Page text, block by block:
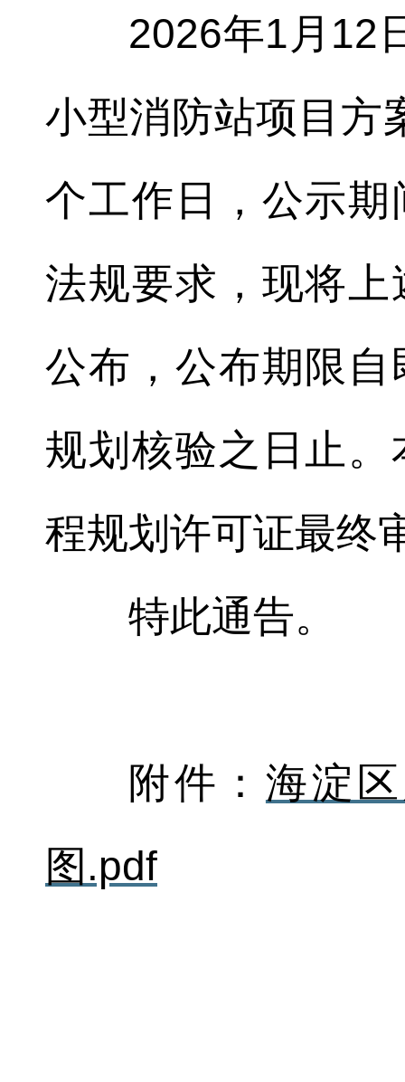
2026年1月12
小型消防站项目方
个工作日，公示
法规要求，现将
公布，公布期限
规划核验之日止
程规划许可证最终
特此通告。
附件： 海淀
图.pdf